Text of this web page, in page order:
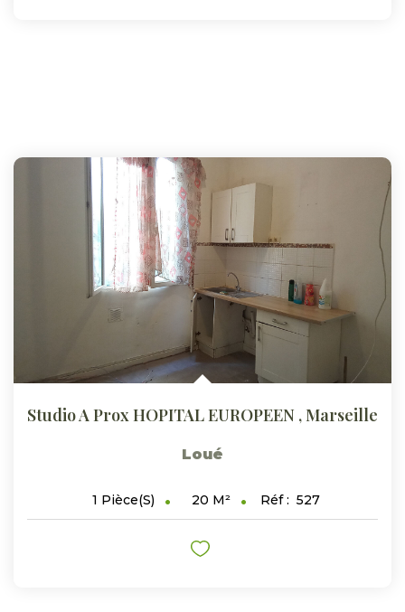
Studio A Prox HOPITAL EUROPEEN ,Marseille
Loué
1 Pièce(s) 20 M² Réf : 527